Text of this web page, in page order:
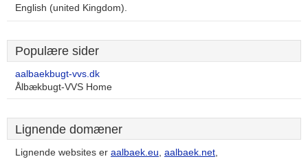
English (united Kingdom).
Populære sider
aalbaekbugt-vvs.dk
Ålbækbugt-VVS Home
Lignende domæner
Lignende websites er aalbaek.eu, aalbaek.net,